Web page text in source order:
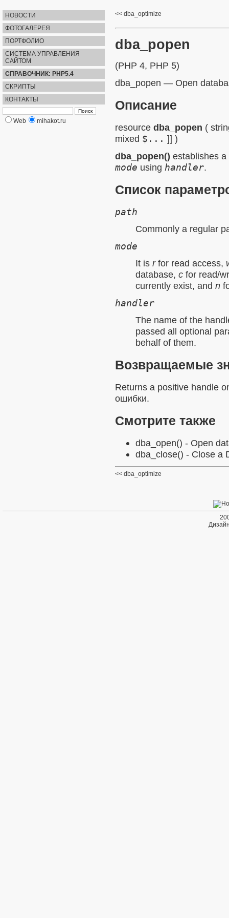
НОВОСТИ
ФОТОГАЛЕРЕЯ
ПОРТФОЛИО
СИСТЕМА УПРАВЛЕНИЯ
САЙТОМ
СПРАВОЧНИК: PHP5.4
СКРИПТЫ
КОНТАКТЫ
Web mihakot.ru
dba_optimize
dba_popen
(PHP 4, PHP 5)
dba_popen — Open
Описание
resource dba_popen (
mixed $... ]] )
dba_popen() establishes
mode using handler.
Список
path
Commonly a regular
mode
It is rfor read access,
database, c for read/
currently exist, and n
handler
The name of the
passed all optional
behalf of them.
Возвращаемые
Returns a positive handle
ошибки.
Смотрите также
dba_open() - Open
dba_close() - Close a
dba_optimize